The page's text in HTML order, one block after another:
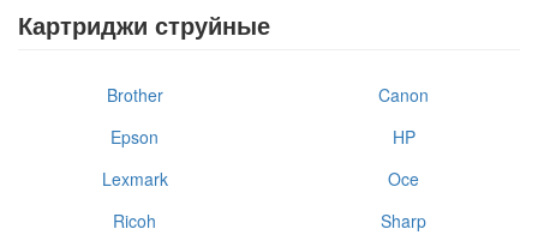
Картриджи струйные
Brother
Canon
Epson
HP
Lexmark
Oce
Ricoh
Sharp